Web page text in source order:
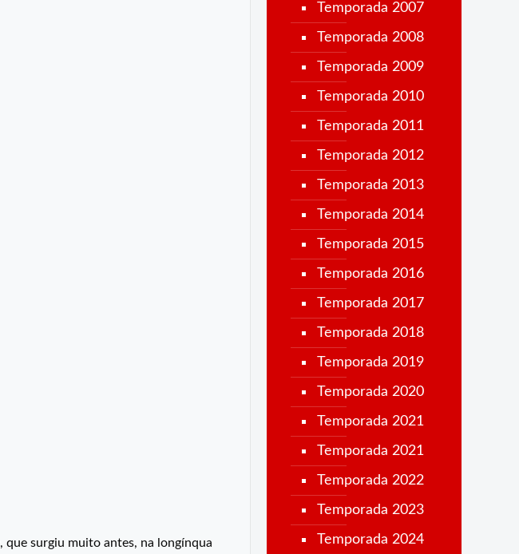
, que surgiu muito antes, na longínqua
Temporada 2007
Temporada 2008
Temporada 2009
Temporada 2010
Temporada 2011
Temporada 2012
Temporada 2013
Temporada 2014
Temporada 2015
Temporada 2016
Temporada 2017
Temporada 2018
Temporada 2019
Temporada 2020
Temporada 2021
Temporada 2021
Temporada 2022
Temporada 2023
Temporada 2024